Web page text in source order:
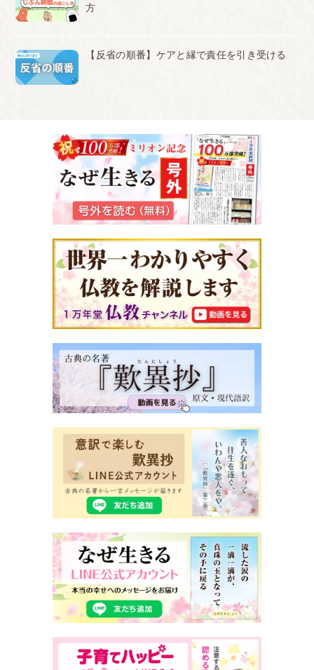
方
【反省の順番】ケアと縁で責任を引き受ける